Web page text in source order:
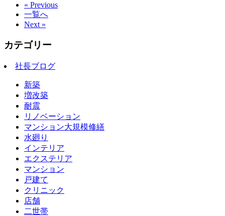
« Previous
一覧へ
Next »
カテゴリー
社長ブログ
新築
増改築
耐震
リノベーション
マンション大規模修繕
水廻り
インテリア
エクステリア
マンション
戸建て
クリニック
店舗
二世帯